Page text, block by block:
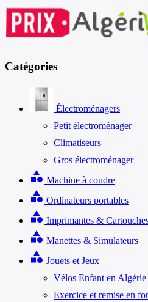
Catégories
Électroménagers
Petit électroménager
Climatiseurs
Gros électroménager
category Machine à coudre
category Ordinateurs portables
category Imprimantes &
category Manettes & Simulateurs
category Jouets et Jeux
Vélos Enfant en
Exercice et remise en